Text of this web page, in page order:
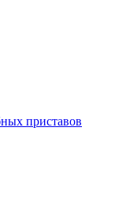
приставов